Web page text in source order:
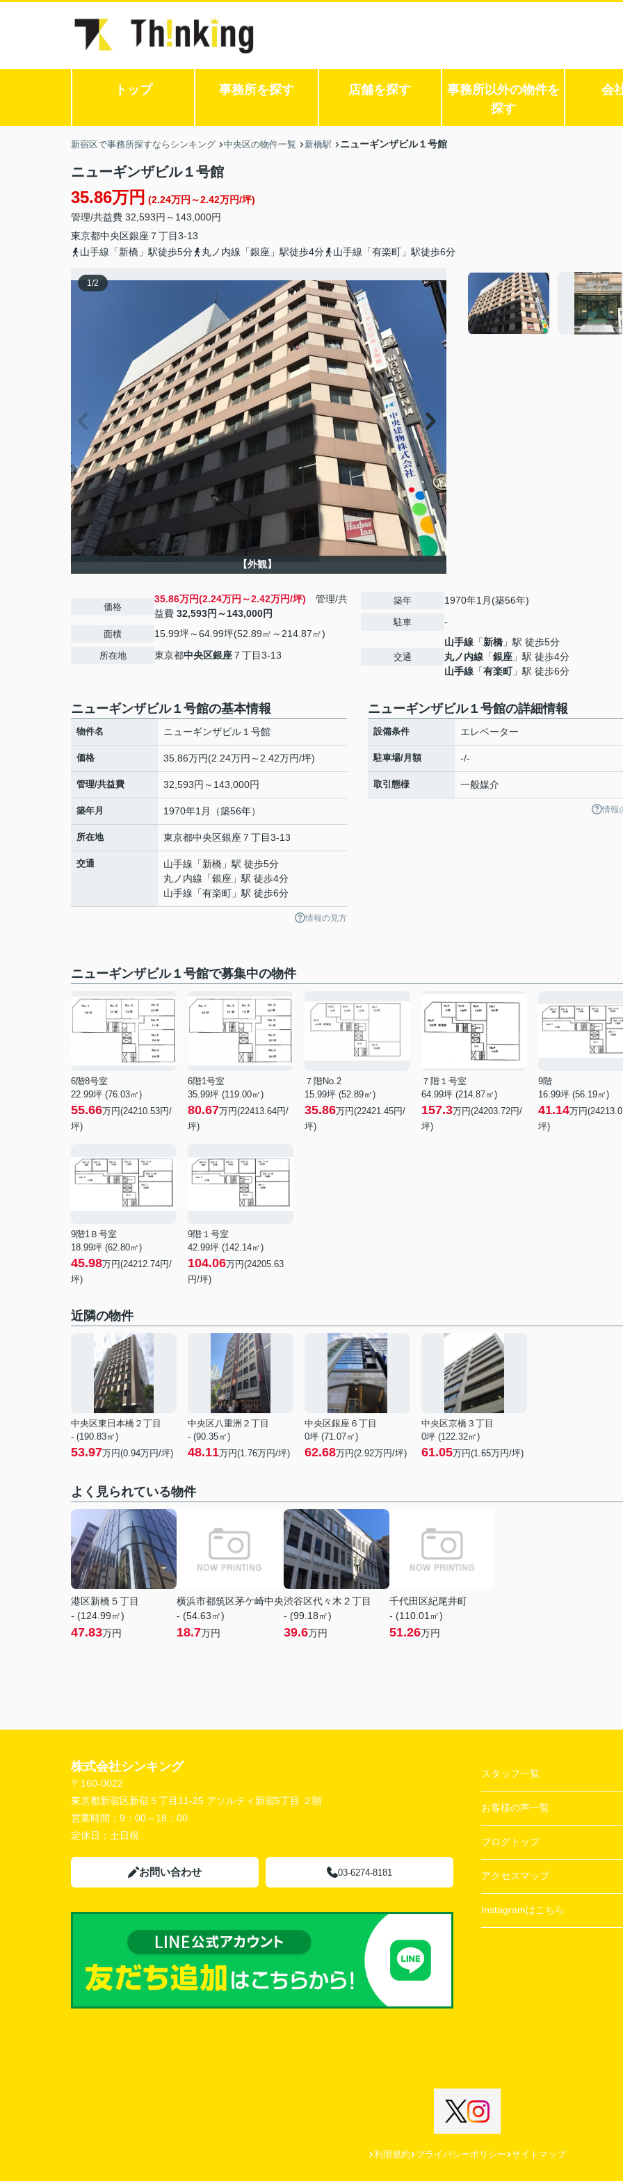
トップ 事務所を探す 店舗を探す
事務所以外の物件を
探す
会
新宿区で事務所探すならシンキング 中央区の物件一覧 新橋駅 ニューギンザビル１号館
ニューギンザビル１号館
35.86万円 (2.24万円～2.42万円/坪)
管理/共益費 32,593円～143,000円
東京都中央区銀座 ７丁目3-13
山手線「新橋」駅徒歩5分
丸ノ内線「銀座」駅徒歩4分 山手線「有楽町」駅徒歩6分
1/2
【外観】
価格
35.86万円(2.24万円～2.42万円/坪) 管理/共
益費 32,593円～143,000円
面積 15.99坪～64.99坪(52.89㎡～214.87㎡)
所在地 東京都中央区銀座 ７丁目3-13
築年 1970年1月(築56年)
駐車 -
交通
山手線 「新橋 」駅 徒歩5分
丸ノ内線 「銀座 」駅 徒歩4分
山手線 「有楽町」駅 徒歩6分
ニューギンザビル１号館の基本情報
物件名 ニューギンザビル１号館
価格 35.86万円(2.24万円～2.42万円/坪)
管理/共益費 32,593円～143,000円
築年月 1970年1月（築56年）
所在地 東京都中央区銀座 ７丁目3-13
交通 山手線 「新橋 」駅 徒歩5分
丸ノ内線 「銀座 」駅 徒歩4分
山手線 「有楽町 」駅 徒歩6分
情報の見方
ニューギンザビル１号館の詳細情報
設備条件 エレベーター
駐車場/月額 -/-
取引態様 一般媒介
情報
ニューギンザビル１号館で募集中の物件
6階8号室
22.99坪 (76.03㎡)
55.66万円(24210.53円/
坪)
6階1号室
35.99坪 (119.00㎡)
80.67万円(22413.64円/
坪)
７階No.2
15.99坪 (52.89㎡)
35.86万円(22421.45円/
坪)
７階１号室
64.99坪 (214.87㎡)
157.3万円(24203.72円/
坪)
9階
16.99坪 (56.19㎡)
41.14万円
坪)
9階1Ｂ号室
18.99坪 (62.80㎡)
45.98万円(24212.74円/
坪)
9階１号室
42.99坪 (142.14㎡)
104.06万円(24205.63
円/坪)
近隣の物件
中央区東日本橋２丁目
- (190.83㎡)
53.97万円(0.94万円/坪)
中央区八重洲２丁目
- (90.35㎡)
48.11万円(1.76万円/坪)
中央区銀座６丁目
0坪 (71.07㎡)
62.68万円(2.92万円/坪)
中央区京橋３丁目
0坪 (122.32㎡)
61.05万円(1.65万円/坪)
よく見られている物件
港区新橋５丁目
- (124.99㎡)
47.83万円
横浜市都筑区茅ケ崎中央
- (54.63㎡)
18.7万円
渋谷区代々木２丁目
- (99.18㎡)
39.6万円
千代田区紀尾井町
- (110.01㎡)
51.26万円
株式会社シンキング
〒160-0022
東京都新宿区新宿５丁目11-25 アソルティ新宿5丁目 ２階
営業時間： 9：00～18：00
定休日： 土日祝
お問い合わせ 03-6274-8181
スタッフ一覧
お客様の声一覧
ブログトップ
アクセスマップ
Instagramはこちら
利用規約 プライバシーポリシー サイトマップ